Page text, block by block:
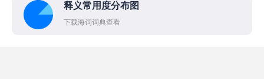
释义常用度分布图
下载海词词典查看